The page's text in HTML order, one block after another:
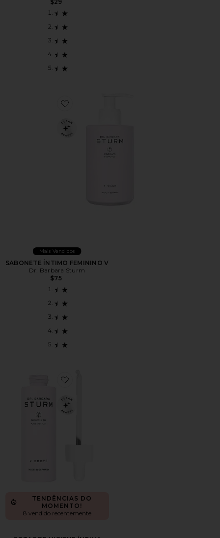
$29
Favorite SABONETE ÍNTIMO FEMININO V
Mais Vendidos
SABONETE ÍNTIMO FEMININO V
Dr. Barbara Sturm
$75
Favorite GOTAS DE HIGIENE ÍNTIMA FEMININA V
TENDÊNCIAS DO
MOMENTO!
8 vendido recentemente